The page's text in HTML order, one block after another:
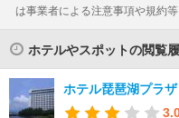
は事業者による注意事項や規約
ホテルやスポットの閲覧
ホテル琵琶湖プラザ